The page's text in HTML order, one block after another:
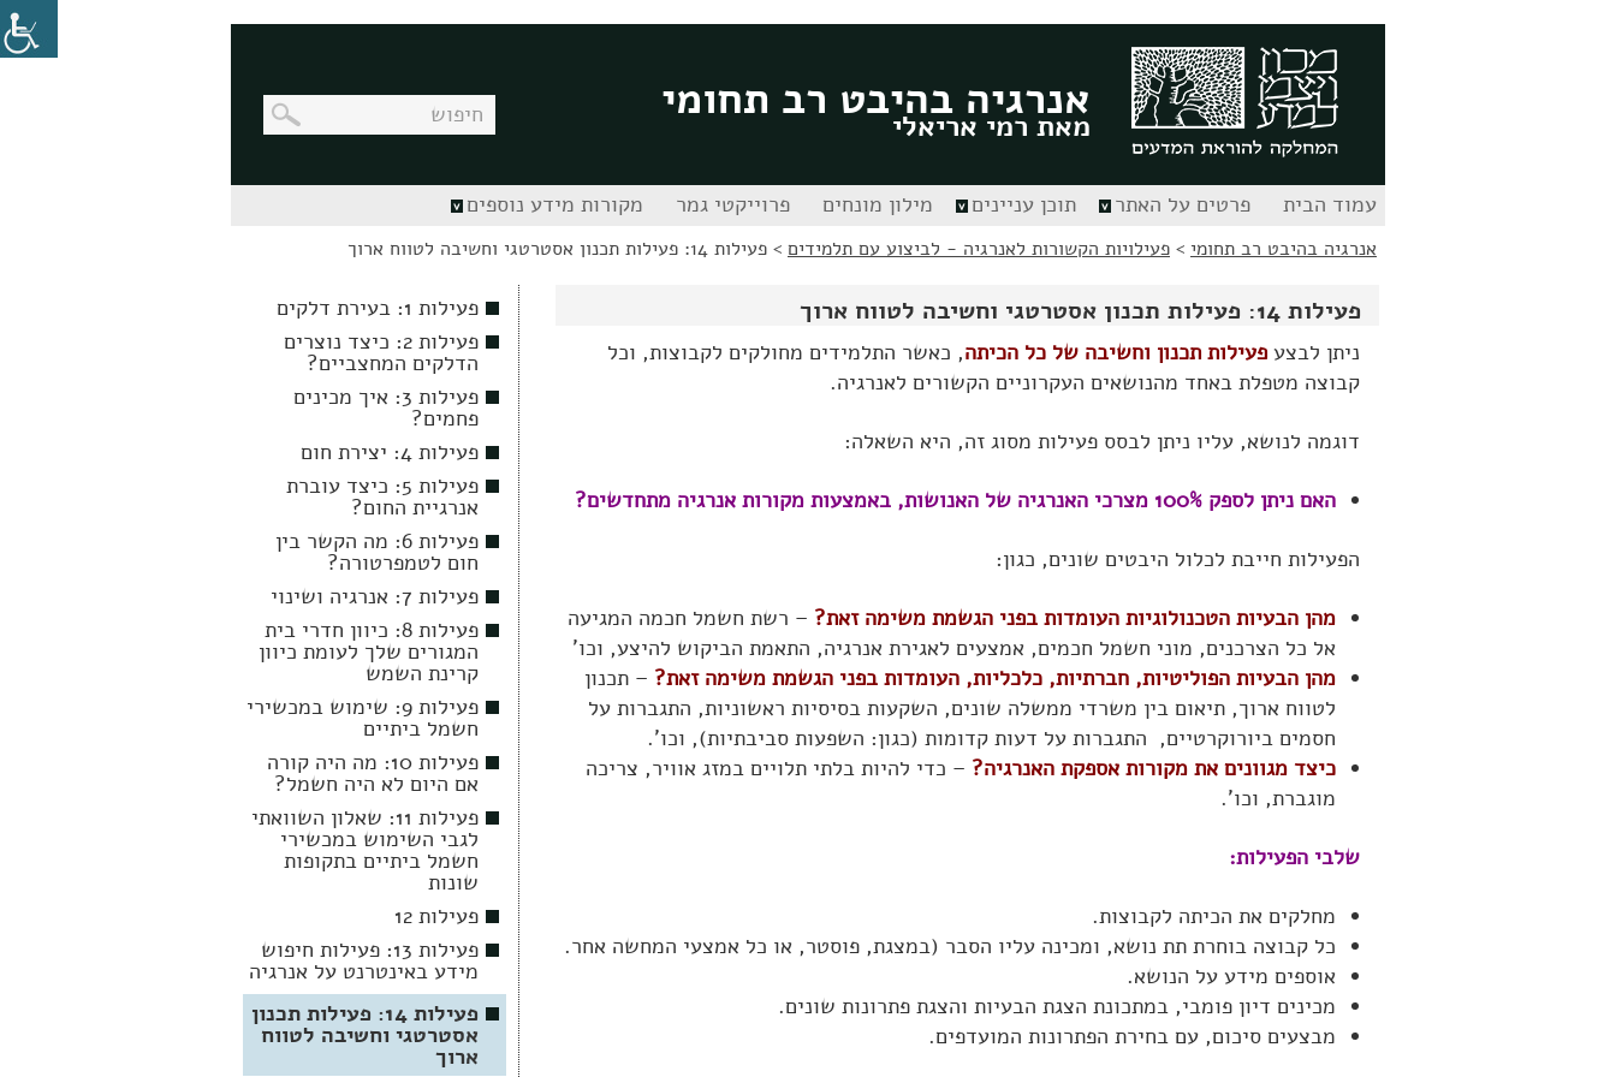
אנרגיה בהיבט רב תחומי
מאת רמי אריאלי
עמוד הבית פרטים על האתר תוכן עניינים מילון מונחים פרוייקטי גמר מקורות מידע נוספים
אנרגיה בהיבט רב תחומי > פעילויות הקשורות לאנרגיה - לביצוע עם תלמידים > פעילות 14: פעילות תכנון אסטרטגי וחשיבה לטווח ארוך
פעילות 14: פעילות תכנון אסטרטגי וחשיבה לטווח ארוך
ניתן לבצע פעילות תכנון וחשיבה של כל הכיתה, כאשר התלמידים מחולקים לקבוצות, וכל
קבוצה מטפלת באחד מהנושאים העקרוניים הקשורים לאנרגיה.
דוגמה לנושא, עליו ניתן לבסס פעילות מסוג זה, היא השאלה:
האם ניתן לספק 100% מצרכי האנרגיה של האנושות, באמצעות מקורות אנרגיה מתחדשים?
הפעילות חייבת לכלול היבטים שונים, כגון:
מהן הבעיות הטכנולוגיות העומדות בפני הגשמת משימה זאת? – רשת חשמל חכמה המגיעה
אל כל הצרכנים, מוני חשמל חכמים, אמצעים לאגירת אנרגיה, התאמת הביקוש להיצע, וכו'
מהן הבעיות הפוליטיות, חברתיות, כלכליות, העומדות בפני הגשמת משימה זאת? – תכנון
לטווח ארוך, תיאום בין משרדי ממשלה שונים, השקעות בסיסיות ראשוניות, התגברות על
חסמים ביורוקרטיים, התגברות על דעות קדומות (כגון: השפעות סביבתיות), וכו'.
כיצד מגוונים את מקורות אספקת האנרגיה? – כדי להיות בלתי תלויים במזג אוויר, צריכה
מוגברת, וכו'.
שלבי הפעילות:
מחלקים את הכיתה לקבוצות.
כל קבוצה בוחרת תת נושא, ומכינה עליו הסבר (במצגת, פוסטר, או כל אמצעי המחשה אחר.
אוספים מידע על הנושא.
מכינים דיון פומבי, במתכונת הצגת הבעיות והצגת פתרונות שונים.
מבצעים סיכום, עם בחירת הפתרונות המועדפים.
פעילות 1: בעירת דלקים
פעילות 2: כיצד נוצרים
הדלקים המחצביים?
פעילות 3: איך מכינים
פחמים?
פעילות 4: יצירת חום
פעילות 5: כיצד עוברת
אנרגיית החום?
פעילות 6: מה הקשר בין
חום לטמפרטורה?
פעילות 7: אנרגיה ושינוי
פעילות 8: כיוון חדרי בית
המגורים שלך לעומת כיוון
קרינת השמש
פעילות 9: שימוש במכשירי
חשמל ביתיים
פעילות 10: מה היה קורה
אם היום לא היה חשמל?
פעילות 11: שאלון השוואתי
לגבי השימוש במכשירי
חשמל ביתיים בתקופות
שונות
פעילות 12
פעילות 13: פעילות חיפוש
מידע באינטרנט על אנרגיה
פעילות 14: פעילות תכנון
אסטרטגי וחשיבה לטווח
ארוך